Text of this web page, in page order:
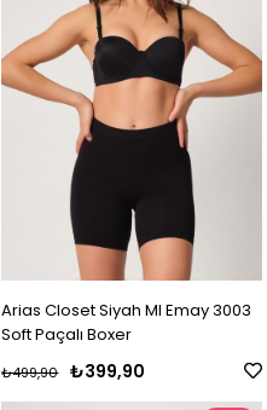
Arias Closet Siyah MI Emay 3003
Soft Paçalı Boxer
₺399,90
₺499,90